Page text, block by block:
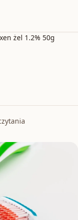
żel 1.2% 50g